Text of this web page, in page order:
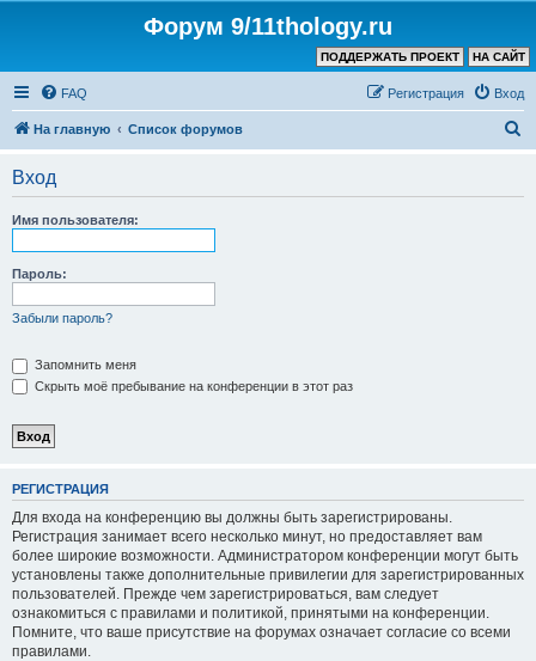
Форум 9/11thology.ru
НА САЙТ
ПОДДЕРЖАТЬ ПРОЕКТ
FAQ Вход
Регистрация
На главную Список форумов
Вход
Имя пользователя:
Пароль:
Забыли пароль?
Запомнить меня
Скрыть моё пребывание на конференции в этот раз
РЕГИСТРАЦИЯ
Для входа на конференцию вы должны быть зарегистрированы.
Регистрация занимает всего несколько минут, но предоставляет вам
более широкие возможности. Администратором конференции могут быть
установлены также дополнительные привилегии для зарегистрированных
пользователей. Прежде чем зарегистрироваться, вам следует
ознакомиться с правилами и политикой, принятыми на конференции.
Помните, что ваше присутствие на форумах означает согласие со всеми
правилами.